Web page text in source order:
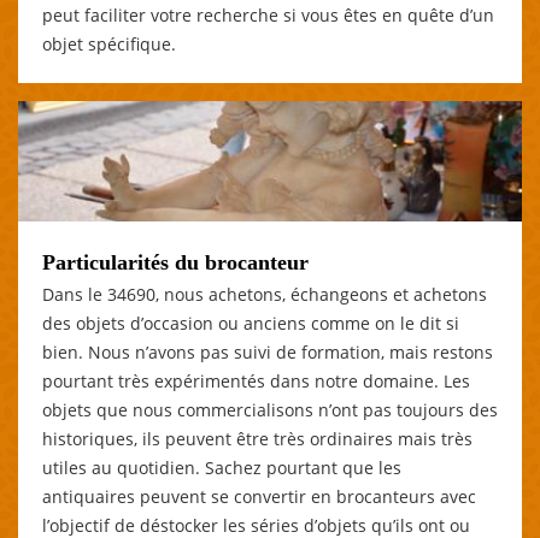
peut faciliter votre recherche si vous êtes en quête d’un
objet spécifique.
Particularités du brocanteur
Dans le 34690, nous achetons, échangeons et achetons
des objets d’occasion ou anciens comme on le dit si
bien. Nous n’avons pas suivi de formation, mais restons
pourtant très expérimentés dans notre domaine. Les
objets que nous commercialisons n’ont pas toujours des
historiques, ils peuvent être très ordinaires mais très
utiles au quotidien. Sachez pourtant que les
antiquaires peuvent se convertir en brocanteurs avec
l’objectif de déstocker les séries d’objets qu’ils ont ou